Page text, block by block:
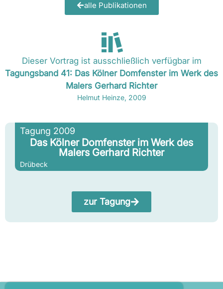
alle Publikationen
Dieser Vortrag ist ausschließlich verfügbar im
Tagungsband 41: Das Kölner Domfenster im Werk des
Malers Gerhard Richter
Helmut Heinze, 2009
Tagung 2009
Das Kölner Domfenster im Werk des
Malers Gerhard Richter
Drübeck
zur Tagung